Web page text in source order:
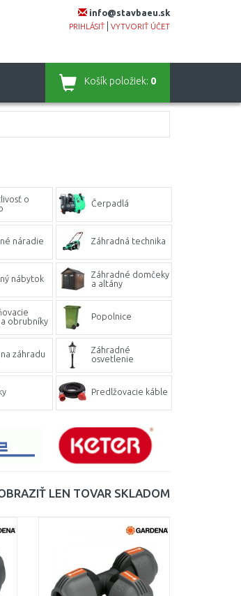
info@stavbaeu.sk
PRIHLÁSIŤ VYTVORIŤ ÚČET
Košík položiek: 0
o
Čerpadlá
náradie Záhradná technika
nábytok
Záhradné domčeky
a altány
obrubníky
Popolnice
záhradu
Záhradné
osvetlenie
Predlžovacie káble
LEN TOVAR SKLADOM